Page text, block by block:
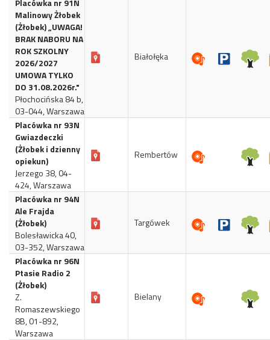
Placówka nr 91N
Malinowy Żłobek
(Żłobek) „UWAGA!
BRAK NABORU NA
ROK SZKOLNY
2026/2027
UMOWA TYLKO
DO 31.08.2026r."
Płochocińska 84 b,
03-044, Warszawa
Białołęka
Placówka nr 93N
Gwiazdeczki
(Żłobek i dzienny
opiekun)
Jerzego 38, 04-
424, Warszawa
Rembertów
Placówka nr 94N
Ale Frajda
(Żłobek)
Bolesławicka 40,
03-352, Warszawa
Targówek
Placówka nr 96N
Ptasie Radio 2
(Żłobek)
Z.
Romaszewskiego
8B, 01-892,
Warszawa
Bielany